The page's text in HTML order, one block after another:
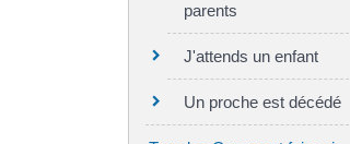
parents
J'attends un enfant
Un proche est décédé